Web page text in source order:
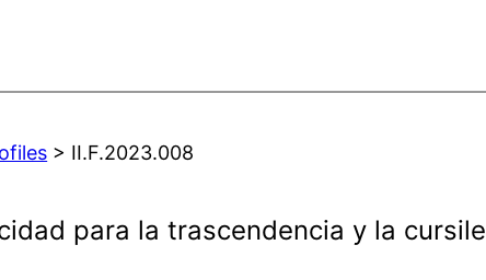
> II.F.2023.008
para la trascendencia y la